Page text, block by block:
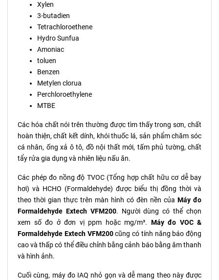
Xylen
3-butadien
Tetrachloroethene
Hydro Sunfua
Amoniac
toluen
Benzen
Metylen clorua
Perchloroethylene
MTBE
Các hóa chất nói trên thường được tìm thấy trong sơn, chất
hoàn thiện, chất kết dính, khói thuốc lá, sản phẩm chăm sóc
cá nhân, ống xả ô tô, đồ nội thất mới, tấm phủ tường, chất
tẩy rửa gia dụng và nhiên liệu nấu ăn.
Các phép đo nồng độ TVOC (Tổng hợp chất hữu cơ dễ bay
hơi) và HCHO (Formaldehyde) được biểu thị đồng thời và
theo thời gian thực trên màn hình có đèn nền của Máy đo
Formaldehyde Extech VFM200. Người dùng có thể chọn
xem số đo ở đơn vị ppm hoặc mg/m³. Máy đo VOC &
Formaldehyde Extech VFM200cũng có tính năng báo động
cao và thấp có thể điều chỉnh bằng cảnh báo bằng âm thanh
và hình ảnh.
Cuối cùng, máy đo IAQ nhỏ gọn và dễ mang theo này được